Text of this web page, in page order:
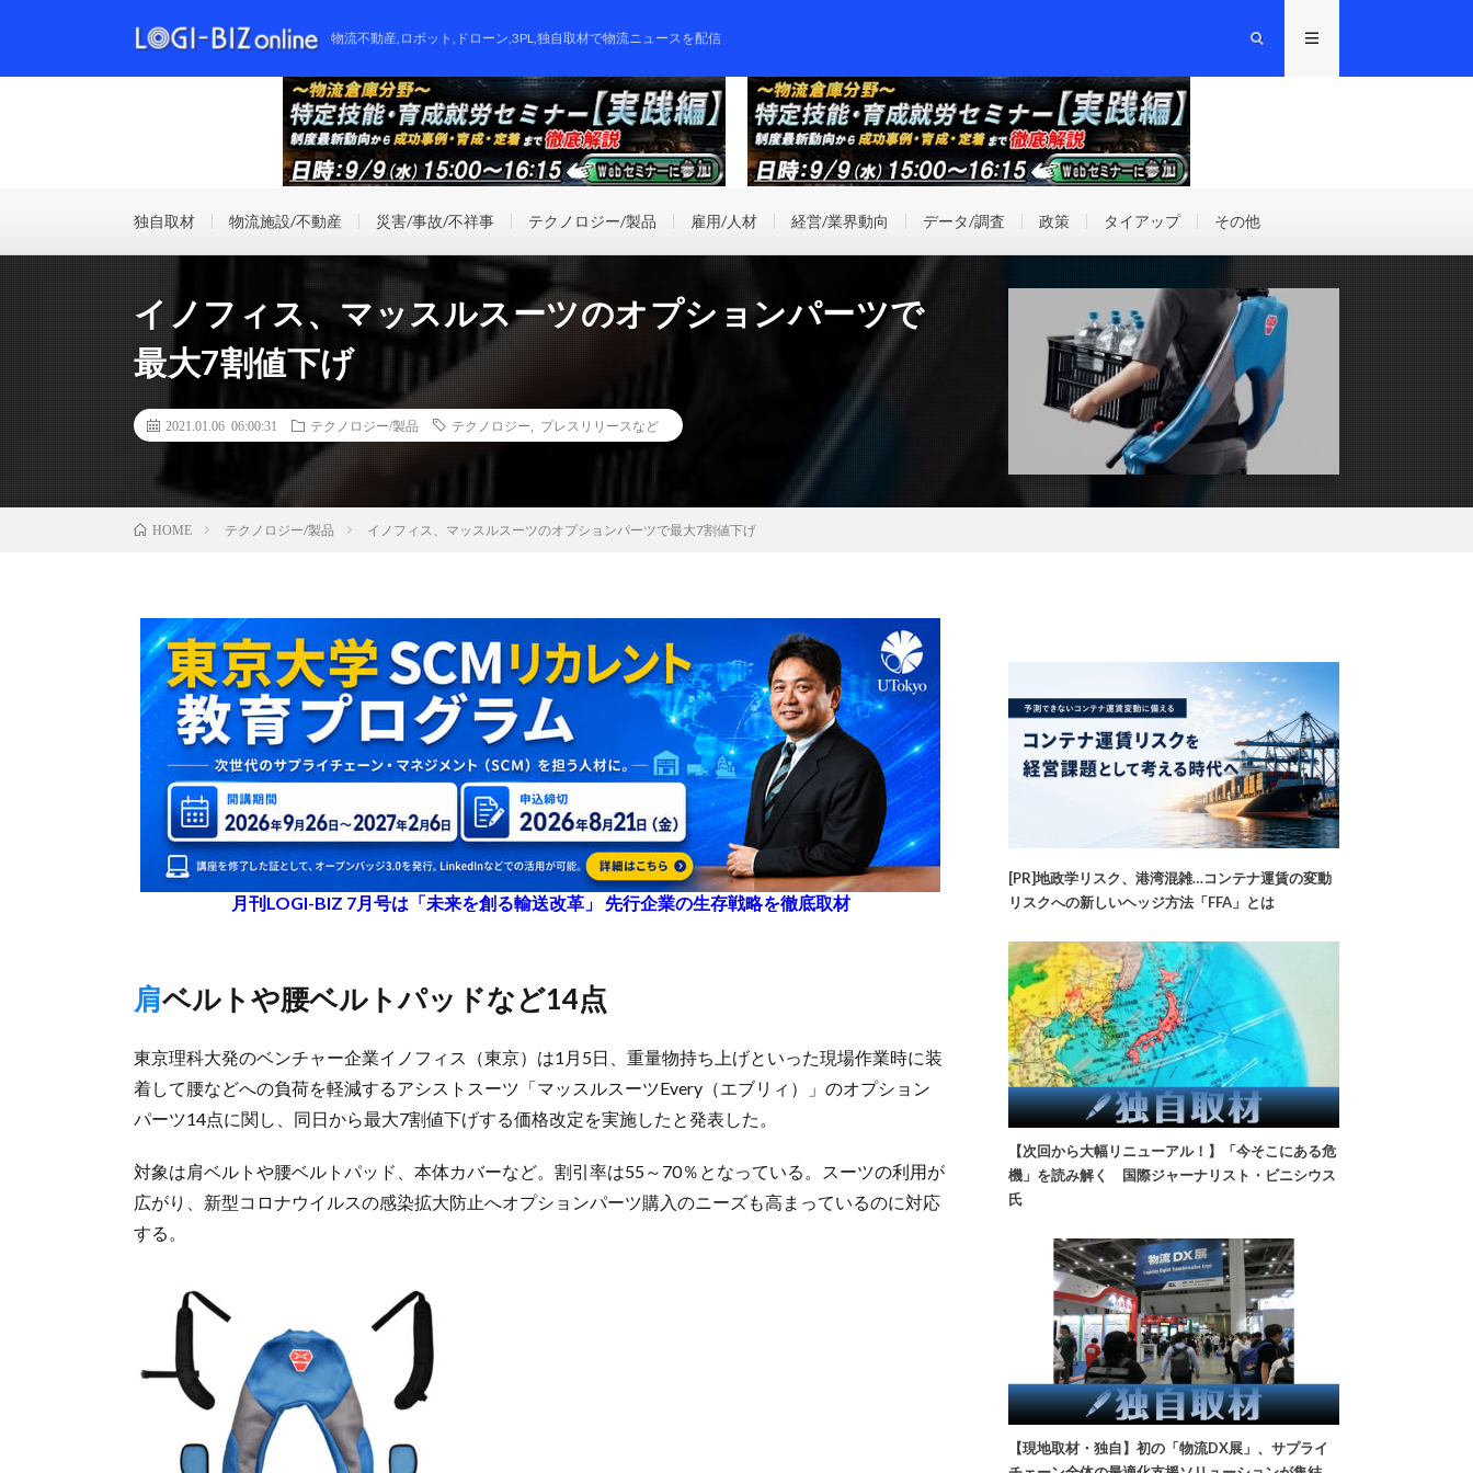
物流不動産,ロボット,ドローン,3PL,独自取材で物流ニュースを配信
独自取材 物流施設/不動産 災害/事故/不祥事 テクノロジー/製品 雇用/人材 経営/業界動向 データ/調査 政策 タイアップ その他
イノフィス、マッスルスーツのオプションパーツで
最大7割値下げ
2021.01.06 06:00:31 テクノロジー/製品 テクノロジー プレスリリースなど
HOME テクノロジー/製品 イノフィス、マッスルスーツのオプションパーツで最大7割値下げ
月刊LOGI-BIZ 7月号は「未来を創る輸送改革」 先行企業の生存戦略を徹底取材
肩ベルトや腰ベルトパッドなど14点
東京理科大発のベンチャー企業イノフィス（東京）は1月5日、重量物持ち上げといった現場作業時に装
着して腰などへの負荷を軽減するアシストスーツ「マッスルスーツEvery（エブリィ）」のオプション
パーツ14点に関し、同日から最大7割値下げする価格改定を実施したと発表した。
対象は肩ベルトや腰ベルトパッド、本体カバーなど。割引率は55～70％となっている。スーツの利用が
広がり、新型コロナウイルスの感染拡大防止へオプションパーツ購入のニーズも高まっているのに対応
する。
[PR]地政学リスク、港湾混雑…コンテナ運賃の変動
リスクへの新しいヘッジ方法「FFA」とは
【次回から大幅リニューアル！】「今そこにある危
機」を読み解く 国際ジャーナリスト・ビニシウス
氏
【現地取材・独自】初の「物流DX展」、サプライ